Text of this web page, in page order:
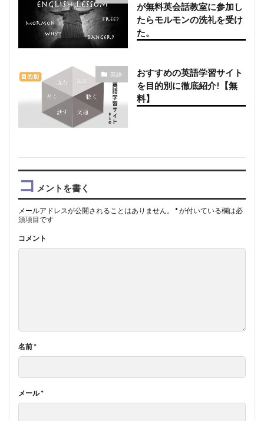
が無料英会話教室に参加し
たらモルモンの洗礼を受け
た。
英語
おすすめの英語学習サイト
を目的別に徹底紹介!【無
料】
コ メントを書く
メールアドレスが公開されることはありません。 *が付いている欄は必
須項目です
コメント
名前*
メール*